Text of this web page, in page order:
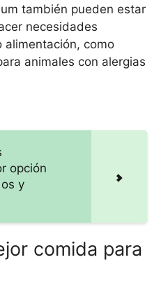
también pueden estar
necesidades
alimentación, como
animales con alergias
opción
y
comida para